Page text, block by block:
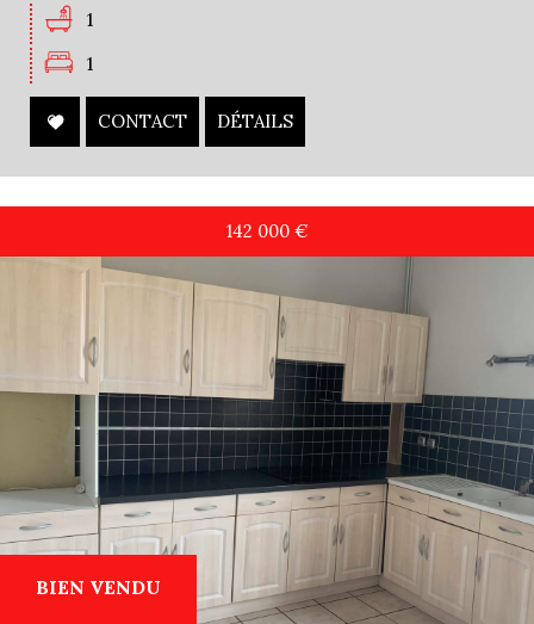
1
1
CONTACT DÉTAILS
BIEN VENDU
142 000 €